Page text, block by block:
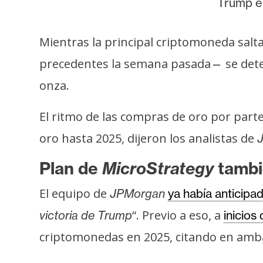
Mientras la principal criptomoneda
precedentes la semana pasada — se
onza.
El ritmo de las compras de oro por
oro hasta 2025, dijeron los analistas de
Plan de MicroStrategy
El equipo de JPMorgan ya había
victoria de Trump“. Previo a eso, a inicios
criptomonedas en 2025, citando en